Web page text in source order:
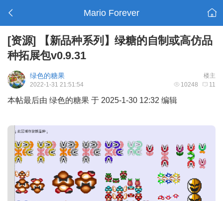
Mario Forever
[资源] 【新品种系列】绿糖的自制或高仿品
种拓展包v0.9.31
楼主
绿色的糖果
10248 11
2022-1-31 21:51:54
本帖最后由 绿色的糖果 于 2025-1-30 12:32 编辑